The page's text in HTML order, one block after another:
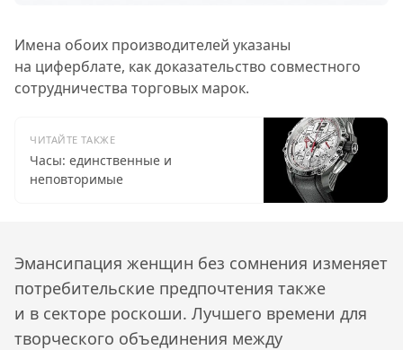
Имена обоих производителей указаны
на циферблате, как доказательство совместного
сотрудничества торговых марок.
ЧИТАЙТЕ ТАКЖЕ
Часы: единственные и
неповторимые
Эмансипация женщин без сомнения изменяет
потребительские предпочтения также
и в секторе роскоши. Лучшего времени для
творческого объединения между